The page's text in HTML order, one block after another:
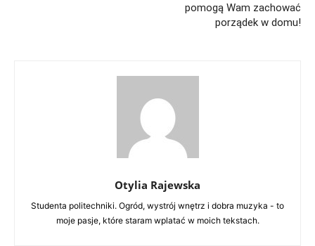
pomogą Wam zachować
porządek w domu!
Otylia Rajewska
Studenta politechniki. Ogród, wystrój wnętrz i dobra muzyka - to
moje pasje, które staram wplatać w moich tekstach.